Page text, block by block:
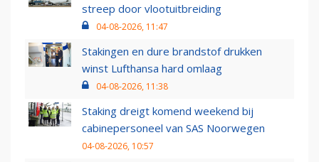
streep door vlootuitbreiding
04-08-2026, 11:47
Stakingen en dure brandstof drukken
winst Lufthansa hard omlaag
04-08-2026, 11:38
Staking dreigt komend weekend bij
cabinepersoneel van SAS Noorwegen
04-08-2026, 10:57